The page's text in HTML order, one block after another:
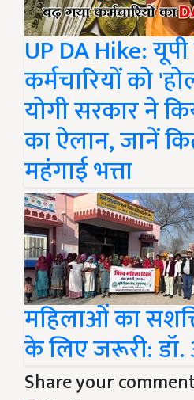
UP DA Hike:
कर्मचारियों को
योगी सरकार ने
का ऐलान, जानें
महंगाई भत्ता
महिलाओं का
के लिए जरूरी:
Share your